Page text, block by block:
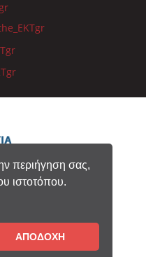
περιήγηση σας,
ιστοτόπου.
ΑΠΟΔΟΧΗ
•Copyright